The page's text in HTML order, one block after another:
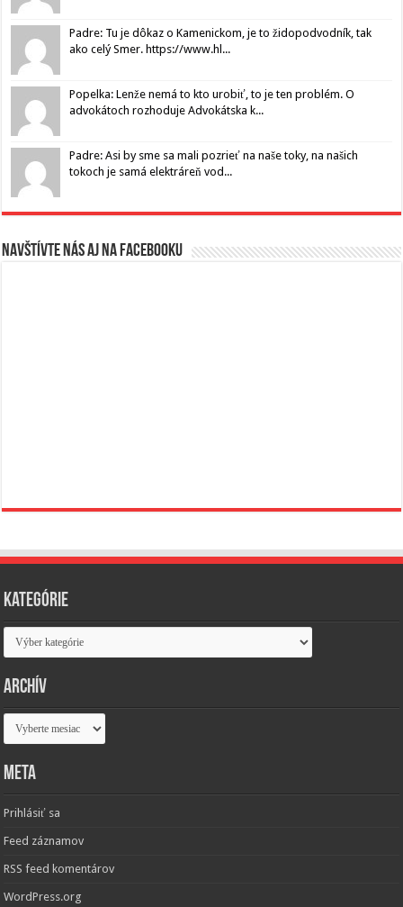
Padre: Tu je dôkaz o Kamenickom, je to židopodvodník, tak
ako celý Smer. https://www.hl...
Popelka: Lenže nemá to kto urobiť, to je ten problém. O
advokátoch rozhoduje Advokátska k...
Padre: Asi by sme sa mali pozrieť na naše toky, na našich
tokoch je samá elektráreň vod...
Navštívte nás aj na Facebooku
Kategórie
Kategórie
Archív
Archív
Meta
Prihlásiť sa
Feed záznamov
RSS feed komentárov
WordPress.org